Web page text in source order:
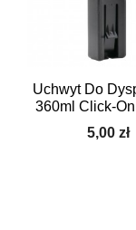
Uchwyt Do
360ml Click-
5,00 zł